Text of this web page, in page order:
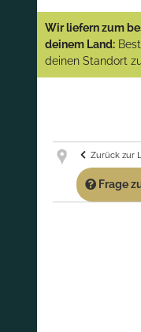
(Abverkauf)!
GARANTIE
Artikeln
Wir liefern zum
deinem Land:
deinen Standort
Zurück zur
Frage